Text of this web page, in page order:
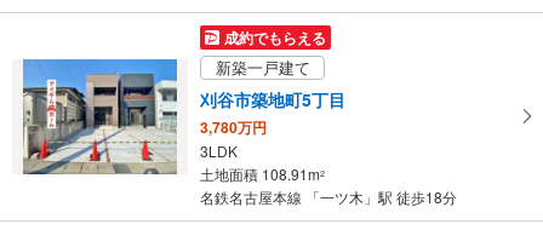
マ
イ
ペ
ー
ジ
保
成約でもらえる
新築一戸建て
刈谷市築地町5丁目
3,780万円
3LDK
土地面積 108.91m2
名鉄名古屋本線 「一ツ木」駅 徒歩18分